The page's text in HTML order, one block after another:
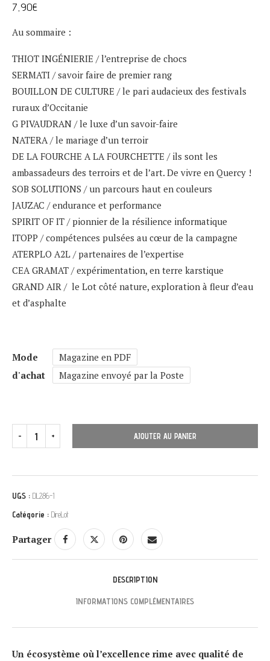
7,90€
Au sommaire :
THIOT INGÉNIERIE / l’entreprise de chocs
SERMATI / savoir faire de premier rang
BOUILLON DE CULTURE / le pari audacieux des festivals
ruraux d’Occitanie
G PIVAUDRAN / le luxe d’un savoir-faire
NATERA / le mariage d’un terroir
DE LA FOURCHE A LA FOURCHETTE / ils sont les
ambassadeurs des terroirs et de l’art. De vivre en Quercy !
SOB SOLUTIONS / un parcours haut en couleurs
JAUZAC / endurance et performance
SPIRIT OF IT / pionnier de la résilience informatique
ITOPP / compétences pulsées au cœur de la campagne
ATERPLO A2L / partenaires de l’expertise
CEA GRAMAT / expérimentation, en terre karstique
GRAND AIR / le Lot côté nature, exploration à fleur d’eau
et d’asphalte
Mode
d'achat
Magazine en PDF
Magazine envoyé par la Poste
AJOUTER AU PANIER
UGS : DL286-1
Catégorie : DireLot
Partager
DESCRIPTION
INFORMATIONS COMPLÉMENTAIRES
Un écosystème où l’excellence rime avec qualité de